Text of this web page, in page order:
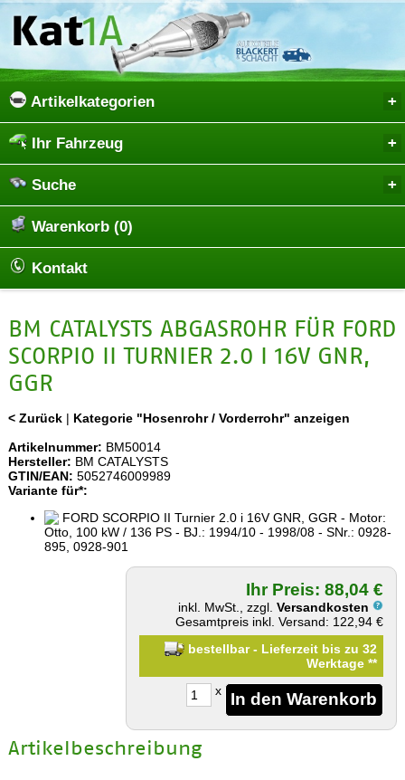
Artikelkategorien
Ihr Fahrzeug
Suche
Warenkorb (0)
Kontakt
BM CATALYSTS ABGASROHR FÜR FORD
SCORPIO II TURNIER 2.0 I 16V GNR,
GGR
< Zurück| Kategorie "Hosenrohr / Vorderrohr" anzeigen
Artikelnummer: BM50014
Hersteller: BM CATALYSTS
GTIN/EAN: 5052746009989
Variante für*:
FORD SCORPIO II Turnier 2.0 i 16V GNR, GGR - Motor:
Otto, 100 kW / 136 PS - BJ.: 1994/10 - 1998/08 - SNr.: 0928-
895, 0928-901
Ihr Preis: 88,04 €
inkl. MwSt., zzgl.Versandkosten
Gesamtpreis inkl. Versand: 122,94 €
bestellbar - Lieferzeit bis zu 32
Werktage**
x
Artikelbeschreibung